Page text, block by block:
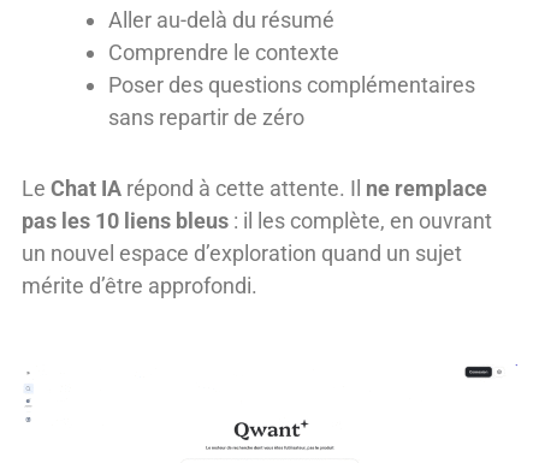
Aller au-delà du résumé
Comprendre le contexte
Poser des questions complémentaires
sans repartir de zéro
Le Chat IA répond à cette attente. Il ne remplace
pas les 10 liens bleus : il les complète, en ouvrant
un nouvel espace d’exploration quand un sujet
mérite d’être approfondi.